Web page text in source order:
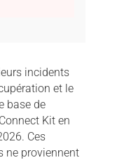
incidents
et le
base de
Kit en
Ces
ne proviennent